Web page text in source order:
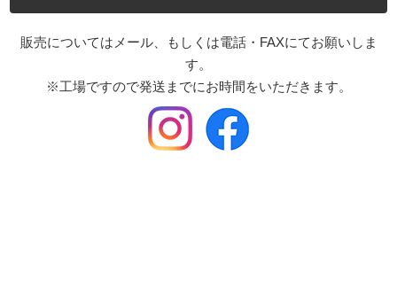
販売についてはメール、もしくは電話・FAXにてお願いしま
す。
※工場ですので発送までにお時間をいただきます。